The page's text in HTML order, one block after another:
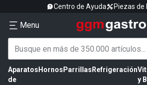
Centro de Ayuda Piezas de
Menu
Aparatos
de
Hornos Parrillas Refrigeración
y